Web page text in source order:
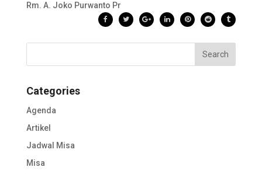
Rm. A. Joko Purwanto Pr
Categories
Agenda
Artikel
Jadwal Misa
Misa